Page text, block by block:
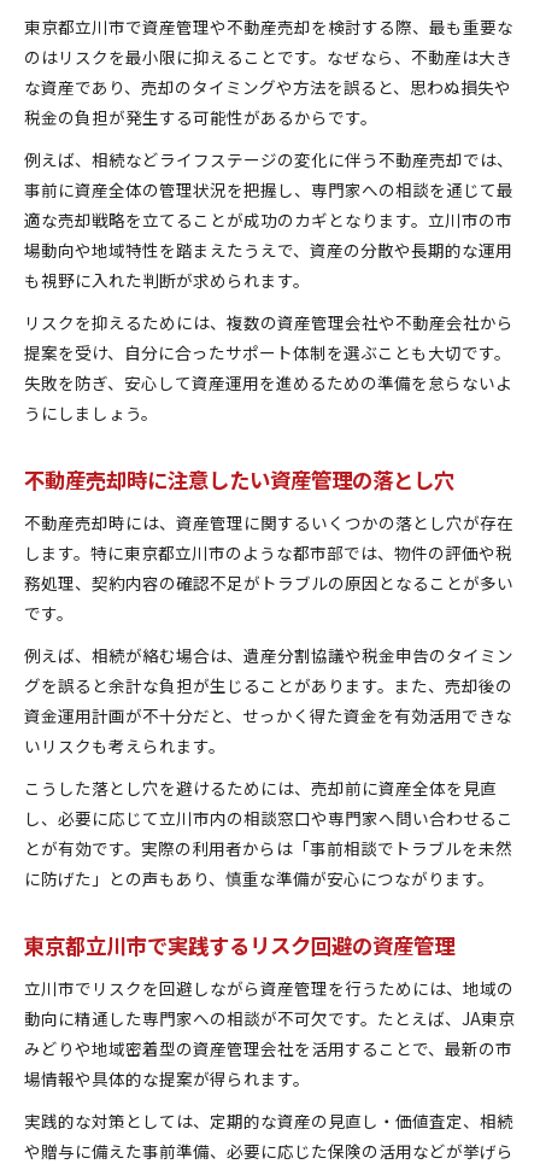
東京都立川市で資産管理や不動産売却を検討する際、最も重要な
のはリスクを最小限に抑えることです。なぜなら、不動産は大き
な資産であり、売却のタイミングや方法を誤ると、思わぬ損失や
税金の負担が発生する可能性があるからです。
例えば、相続などライフステージの変化に伴う不動産売却では、
事前に資産全体の管理状況を把握し、専門家への相談を通じて最
適な売却戦略を立てることが成功のカギとなります。立川市の市
場動向や地域特性を踏まえたうえで、資産の分散や長期的な運用
も視野に入れた判断が求められます。
リスクを抑えるためには、複数の資産管理会社や不動産会社から
提案を受け、自分に合ったサポート体制を選ぶことも大切です。
失敗を防ぎ、安心して資産運用を進めるための準備を怠らないよ
うにしましょう。
不動産売却時に注意したい資産管理の落とし穴
不動産売却時には、資産管理に関するいくつかの落とし穴が存在
します。特に東京都立川市のような都市部では、物件の評価や税
務処理、契約内容の確認不足がトラブルの原因となることが多い
です。
例えば、相続が絡む場合は、遺産分割協議や税金申告のタイミン
グを誤ると余計な負担が生じることがあります。また、売却後の
資金運用計画が不十分だと、せっかく得た資金を有効活用できな
いリスクも考えられます。
こうした落とし穴を避けるためには、売却前に資産全体を見直
し、必要に応じて立川市内の相談窓口や専門家へ問い合わせるこ
とが有効です。実際の利用者からは「事前相談でトラブルを未然
に防げた」との声もあり、慎重な準備が安心につながります。
東京都立川市で実践するリスク回避の資産管理
立川市でリスクを回避しながら資産管理を行うためには、地域の
動向に精通した専門家への相談が不可欠です。たとえば、JA東京
みどりや地域密着型の資産管理会社を活用することで、最新の市
場情報や具体的な提案が得られます。
実践的な対策としては、定期的な資産の見直し・価値査定、相続
や贈与に備えた事前準備、必要に応じた保険の活用などが挙げら